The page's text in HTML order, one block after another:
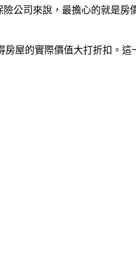
司來說，最擔心的就是房
屋的實際價值大打折扣。這